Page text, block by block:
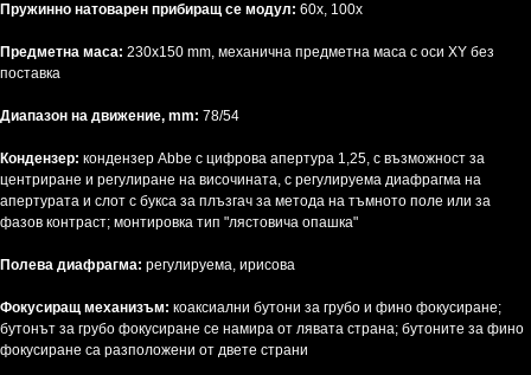
Пружинно натоварен прибиращ се модул: 60x, 100x
Предметна маса: 230x150 mm, механична предметна маса с оси XY без
поставка
Диапазон на движение, mm: 78/54
Кондензер: кондензер Abbe с цифрова апертура 1,25, с възможност за
центриране и регулиране на височината, с регулируема диафрагма на
апертурата и слот с букса за плъзгач за метода на тъмното поле или за
фазов контраст; монтировка тип "лястовича опашка"
Полева диафрагма: регулируема, ирисова
Фокусиращ механизъм: коаксиални бутони за грубо и фино фокусиране;
бутонът за грубо фокусиране се намира от лявата страна; бутоните за фино
фокусиране са разположени от двете страни